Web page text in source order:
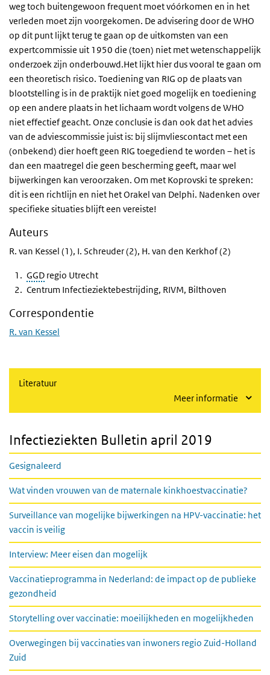
weg toch buitengewoon frequent moet vóórkomen en in het
verleden moet zijn voorgekomen. De advisering door de WHO
op dit punt lijkt terug te gaan op de uitkomsten van een
expertcommissie uit 1950 die (toen) niet met wetenschappelijk
onderzoek zijn onderbouwd.Het lijkt hier dus vooral te gaan om
een theoretisch risico. Toediening van RIG op de plaats van
blootstelling is in de praktijk niet goed mogelijk en toediening
op een andere plaats in het lichaam wordt volgens de WHO
niet effectief geacht. Onze conclusie is dan ook dat het advies
van de adviescommissie juist is: bij slijmvliescontact met een
(onbekend) dier hoeft geen RIG toegediend te worden – het is
dan een maatregel die geen bescherming geeft, maar wel
bijwerkingen kan veroorzaken. Om met Koprovski te spreken:
dit is een richtlijn en niet het Orakel van Delphi. Nadenken over
specifieke situaties blijft een vereiste!
Auteurs
R. van Kessel (1), I. Schreuder (2), H. van den Kerkhof (2)
GGD regio Utrecht
Centrum Infectieziektebestrijding, RIVM, Bilthoven
Correspondentie
R. van Kessel
Literatuur
Meer informatie
Infectieziekten Bulletin april 2019
Gesignaleerd
Wat vinden vrouwen van de maternale kinkhoestvaccinatie?
Surveillance van mogelijke bijwerkingen na HPV-vaccinatie: het
vaccin is veilig
Interview: Meer eisen dan mogelijk
Vaccinatieprogramma in Nederland: de impact op de publieke
gezondheid
Storytelling over vaccinatie: moeilijkheden en mogelijkheden
Overwegingen bij vaccinaties van inwoners regio Zuid-Holland
Zuid